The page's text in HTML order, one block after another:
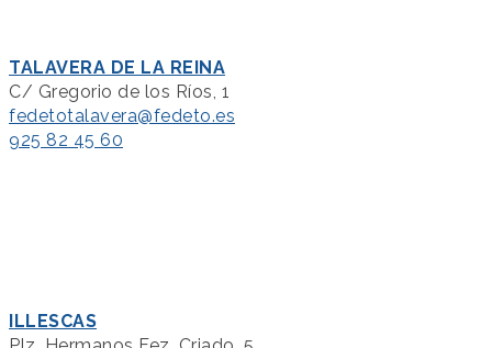
TALAVERA DE LA REINA
C/ Gregorio de los Ríos, 1
fedetotalavera@fedeto.es
925 82 45 60
ILLESCAS